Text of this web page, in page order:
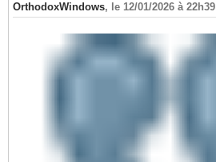
OrthodoxWindows, le 12/01/2026 à 22h39